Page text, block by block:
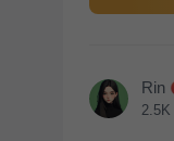
Rin
2.5K